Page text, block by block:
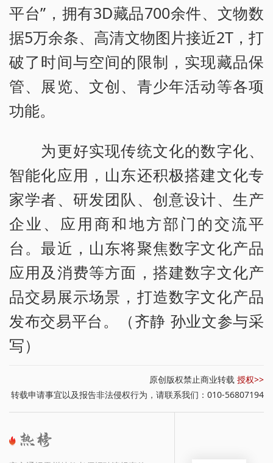
平台”，拥有3D藏品700余件、文物数
据5万余条、高清文物图片接近2T，打
破了时间与空间的限制，实现藏品保
管、展览、文创、青少年活动等各项
功能。
为更好实现传统文化的数字化、
智能化应用，山东还积极搭建文化专
家学者、研发团队、创意设计、生产
企业、应用商和地方部门的交流平
台。最近，山东将聚焦数字文化产品
应用及消费等方面，搭建数字文化产
品交易展示场景，打造数字文化产品
发布交易平台。（齐静 孙业文参与采
写）
原创版权禁止商业转载 授权>>
转载申请事宜以及报告非法侵权行为，请联系我们：010-56807194